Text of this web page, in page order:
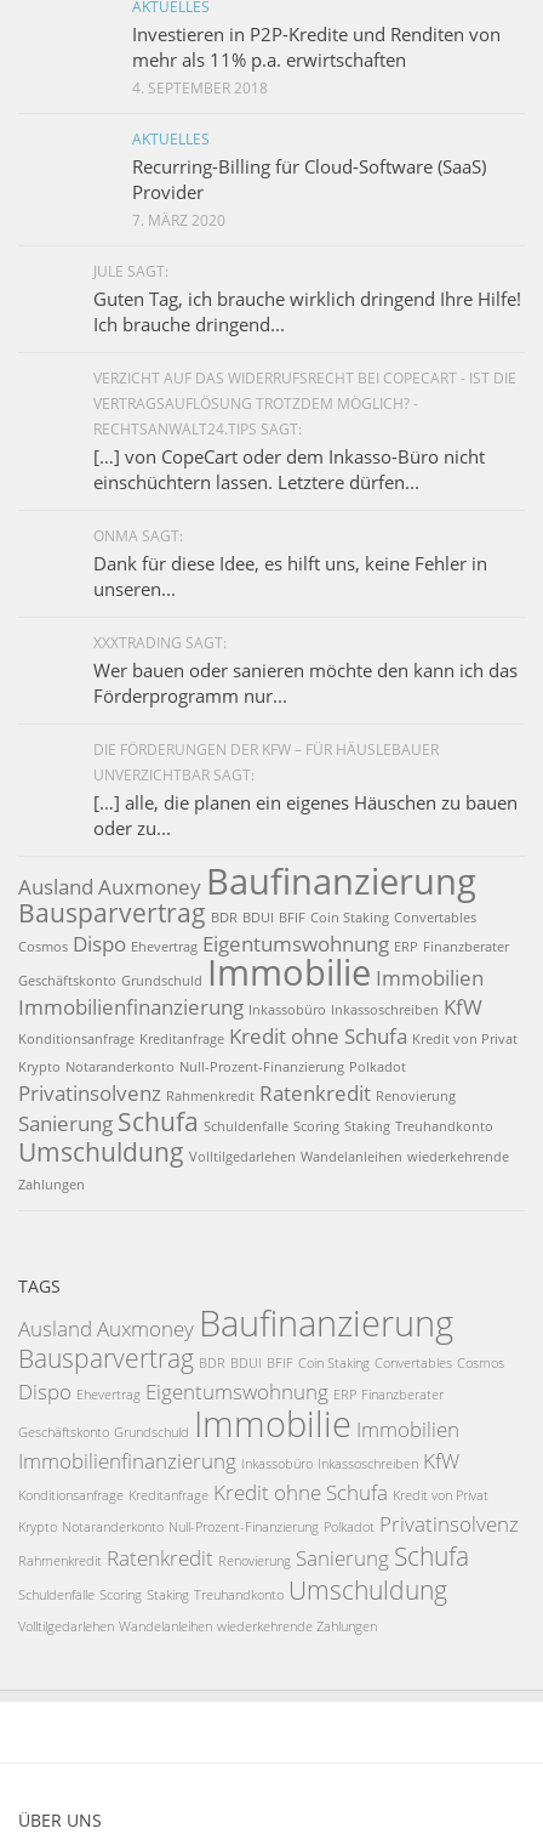
AKTUELLES
Investieren in P2P-Kredite und Renditen von
mehr als 11% p.a. erwirtschaften
4. SEPTEMBER 2018
AKTUELLES
Recurring-Billing für Cloud-Software (SaaS)
Provider
7. MÄRZ 2020
JULE SAGT:
Guten Tag, ich brauche wirklich dringend Ihre Hilfe!
Ich brauche dringend...
VERZICHT AUF DAS WIDERRUFSRECHT BEI COPECART - IST DIE
VERTRAGSAUFLÖSUNG TROTZDEM MÖGLICH? -
RECHTSANWALT24.TIPS SAGT:
[…] von CopeCart oder dem Inkasso-Büro nicht
einschüchtern lassen. Letztere dürfen...
ONMA SAGT:
Dank für diese Idee, es hilft uns, keine Fehler in
unseren...
XXXTRADING SAGT:
Wer bauen oder sanieren möchte den kann ich das
Förderprogramm nur...
DIE FÖRDERUNGEN DER KFW – FÜR HÄUSLEBAUER
UNVERZICHTBAR SAGT:
[…] alle, die planen ein eigenes Häuschen zu bauen
oder zu...
Ausland Auxmoney Baufinanzierung
Bausparvertrag BDR BDUI BFIF Coin Staking Convertables
Cosmos Dispo Ehevertrag Eigentumswohnung ERP Finanzberater
Geschäftskonto Grundschuld Immobilie Immobilien
Immobilienfinanzierung Inkassobüro Inkassoschreiben KfW
Konditionsanfrage Kreditanfrage Kredit ohne Schufa Kredit von Privat
Krypto Notaranderkonto Null-Prozent-Finanzierung Polkadot
Privatinsolvenz Rahmenkredit Ratenkredit Renovierung
Sanierung Schufa Schuldenfalle Scoring Staking Treuhandkonto
Umschuldung Volltilgedarlehen Wandelanleihen wiederkehrende
Zahlungen
TAGS
Ausland Auxmoney Baufinanzierung
Bausparvertrag BDR BDUI BFIF Coin Staking Convertables Cosmos
Dispo Ehevertrag Eigentumswohnung ERP Finanzberater
Geschäftskonto Grundschuld Immobilie Immobilien
Immobilienfinanzierung Inkassobüro Inkassoschreiben KfW
Konditionsanfrage Kreditanfrage Kredit ohne Schufa Kredit von Privat
Krypto Notaranderkonto Null-Prozent-Finanzierung Polkadot Privatinsolvenz
Rahmenkredit Ratenkredit Renovierung Sanierung Schufa
Schuldenfalle Scoring Staking Treuhandkonto Umschuldung
Volltilgedarlehen Wandelanleihen wiederkehrende Zahlungen
ÜBER UNS